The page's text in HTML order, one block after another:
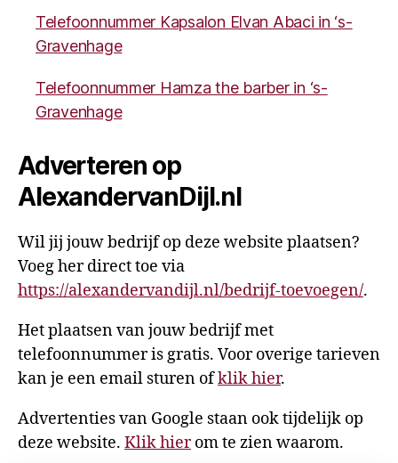
Telefoonnummer Kapsalon Elvan Abaci in ‘s-
Gravenhage
Telefoonnummer Hamza the barber in ‘s-
Gravenhage
Adverteren op
AlexandervanDijl.nl
Wil jij jouw bedrijf op deze website plaatsen?
Voeg her direct toe via
https://alexandervandijl.nl/bedrijf-toevoegen/.
Het plaatsen van jouw bedrijf met
telefoonnummer is gratis. Voor overige tarieven
kan je een email sturen ofklik hier.
Advertenties van Google staan ook tijdelijk op
deze website. Klik hierom te zien waarom.